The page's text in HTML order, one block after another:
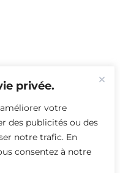
privée.
votre
des publicités ou des
notre trafic. En
consentez à notre